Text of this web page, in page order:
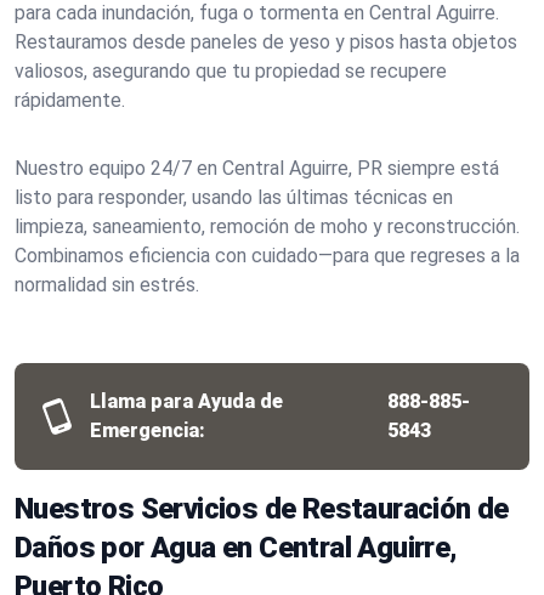
para cada inundación, fuga o tormenta en Central Aguirre.
Restauramos desde paneles de yeso y pisos hasta objetos
valiosos, asegurando que tu propiedad se recupere
rápidamente.
Nuestro equipo 24/7 en Central Aguirre, PR siempre está
listo para responder, usando las últimas técnicas en
limpieza, saneamiento, remoción de moho y reconstrucción.
Combinamos eficiencia con cuidado—para que regreses a la
normalidad sin estrés.
Llama para Ayuda de
Emergencia:
888-885-
5843
Nuestros Servicios de Restauración de
Daños por Agua en Central Aguirre,
Puerto Rico